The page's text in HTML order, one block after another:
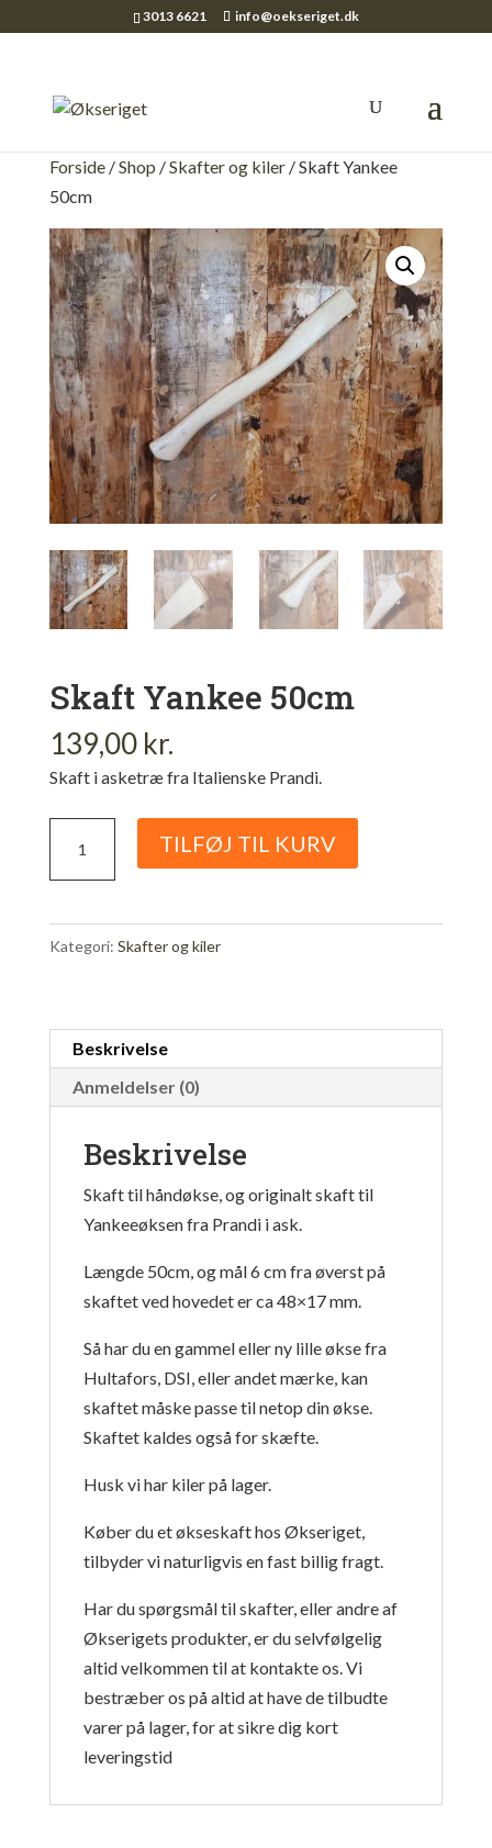
3013 6621 info@oekseriget.dk
Forside/Shop /Skafter og kiler/ Skaft Yankee
50cm
Skaft Yankee 50cm
139,00 kr.
Skaft i asketræ fra Italienske Prandi.
Yankee
antal
TILFØJ TIL KURV
Kategori: Skafter og kiler
Beskrivelse
Anmeldelser (0)
Beskrivelse
Skaft til håndøkse, og originalt skaft til
Yankeeøksen fra Prandi i ask.
Længde 50cm, og mål 6 cm fra øverst på
skaftet ved hovedet er ca 48×17 mm.
Så har du en gammel eller ny lille økse fra
Hultafors, DSI, eller andet mærke, kan
skaftet måske passe til netop din økse.
Skaftet kaldes også for skæfte.
Husk vi har kiler på lager.
Køber du et økseskaft hos Økseriget,
tilbyder vi naturligvis en fast billig fragt.
Har du spørgsmål til skafter, eller andre af
Økserigets produkter, er du selvfølgelig
altid velkommen til at kontakte os. Vi
bestræber os på altid at have de tilbudte
varer på lager, for at sikre dig kort
leveringstid